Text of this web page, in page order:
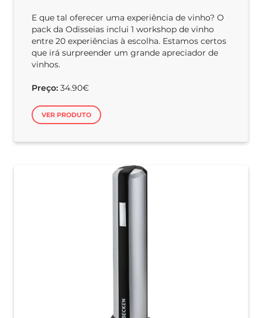
E que tal oferecer uma experiência de vinho? O
pack da Odisseias inclui 1 workshop de vinho
entre 20 experiências à escolha. Estamos certos
que irá surpreender um grande apreciador de
vinhos.
Preço: 34.90€
VER PRODUTO